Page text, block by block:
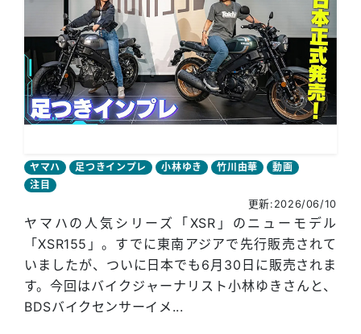
ヤマハ 足つきインプレ 小林ゆき 竹川由華
動画
注目
更新:2026/06/10
ヤマハの人気シリーズ「XSR」のニューモデル
「XSR155」。すでに東南アジアで先行販売されて
いましたが、ついに日本でも6月30日に販売されま
す。今回はバイクジャーナリスト小林ゆきさんと、
BDSバイクセンサーイメ...